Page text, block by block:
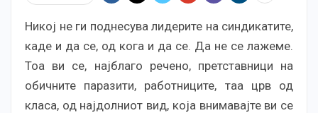
Никој не ги поднесува лидерите на синдикатите,
каде и да се, од кога и да се. Да не се лажеме.
Тоа ви се, најблаго речено, претставници на
обичните паразити, работниците, таа црв од
класа, од најдолниот вид, која внимавајте ви се